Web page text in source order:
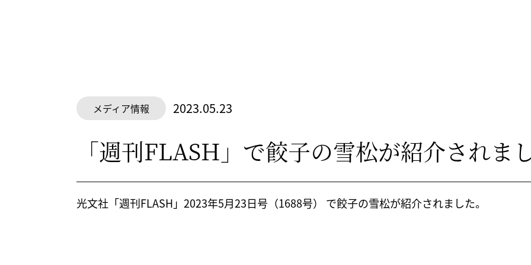
メディア情報 2023.05.23
「週刊FLASH」で餃子の雪松が紹介されま
光文社「週刊FLASH」2023年5月23日号（1688号） で餃子の雪松が紹介されました。